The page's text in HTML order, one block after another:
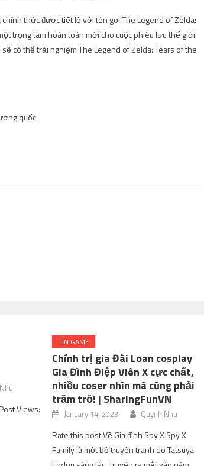
thức được tiết lộ với tên gọi The Legend of Zelda:
trọng tâm hoàn toàn mới cho cuộc phiêu lưu thế giới
có thể trải nghiệm The Legend of Zelda: Tears of the
quốc
Views:
TIN GAME
Chính trị gia Đài Loan cosplay
Gia Đình Điệp Viên X cực chất,
nhiều coser nhìn mà cũng phải
trầm trồ! | SharingFunVN
January 14, 2023 Quynh Nhu
Rate this post Về Gia đình Spy X Spy X
Family là một bộ truyện tranh do Tatsuya